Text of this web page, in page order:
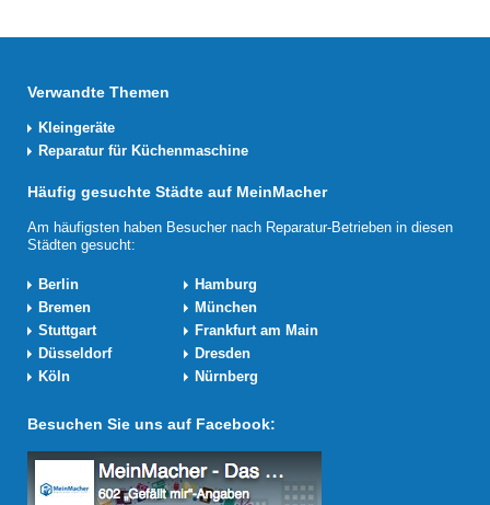
Verwandte Themen
Kleingeräte
Reparatur für Küchenmaschine
Häufig gesuchte Städte auf MeinMacher
Am häufigsten haben Besucher nach Reparatur-Betrieben in diesen
Städten gesucht:
Berlin
Hamburg
Bremen
München
Stuttgart
Frankfurt am Main
Düsseldorf
Dresden
Köln
Nürnberg
Besuchen Sie uns auf Facebook: